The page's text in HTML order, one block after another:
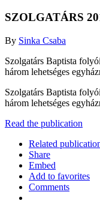
SZOLGATÁRS
By Sinka Csaba
Szolgatárs Baptista
három lehetséges
Szolgatárs Baptista
három lehetséges
Read the publication
Related
Share
Embed
Add to favorites
Comments